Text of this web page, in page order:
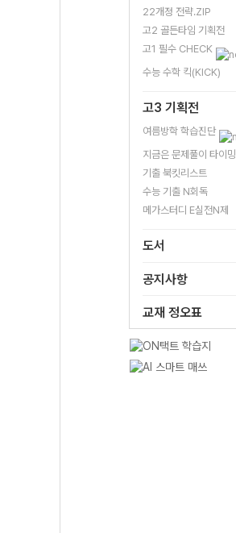
22개정 전략.ZIP
고2 골든타임 기획전
고1 필수 CHECK
수능 수학 킥(KICK)
고3 기획전
여름방학 학습진단
지금은 문제풀이 타이밍
기출 북킷리스트
수능 기출 N회독
메가스터디 E실전N제
도서
공지사항
교재 정오표